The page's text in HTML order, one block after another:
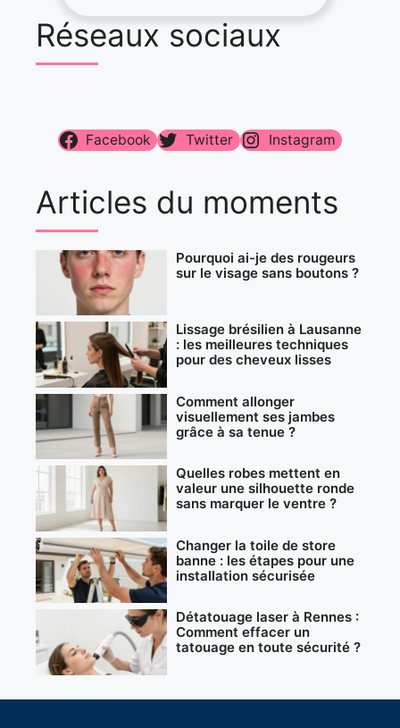
Réseaux sociaux
Facebook Twitter Instagram
Articles du moments
Pourquoi ai-je des rougeurs
sur le visage sans boutons ?
Lissage brésilien à Lausanne
: les meilleures techniques
pour des cheveux lisses
Comment allonger
visuellement ses jambes
grâce à sa tenue ?
Quelles robes mettent en
valeur une silhouette ronde
sans marquer le ventre ?
Changer la toile de store
banne : les étapes pour une
installation sécurisée
Détatouage laser à Rennes :
Comment effacer un
tatouage en toute sécurité ?